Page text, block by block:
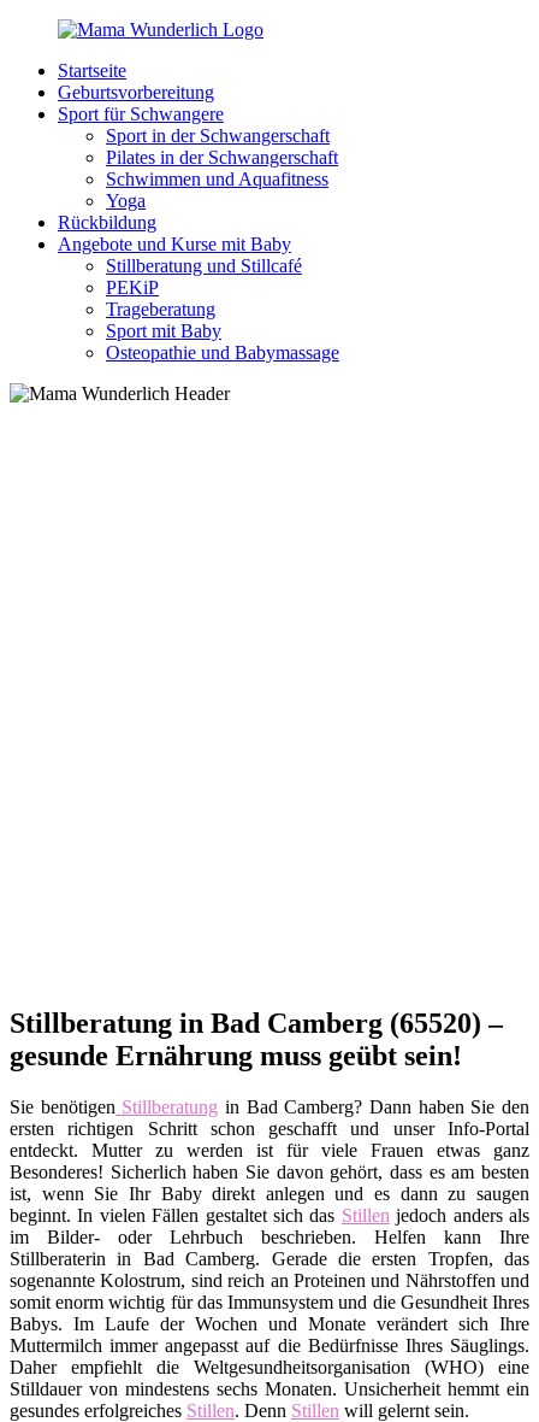
Zurück
Inhalt
MamaWunderlich.de
Mutti
sein
wunderbar!
Startseite
Geburtsvorbereitung
Sport für Schwangere
Sport in der Schwangerschaft
Pilates in der Schwangerschaft
Schwimmen und Aquafitness
Yoga
Rückbildung
Angebote und Kurse mit Baby
Stillberatung und Stillcafé
PEKiP
Trageberatung
Sport mit Baby
Osteopathie und Babymassage
Stillberatung in Bad Camberg (65520) –
gesunde Ernährung muss geübt sein!
Sie benötigen Stillberatung in Bad Camberg? Dann haben Sie den
ersten richtigen Schritt schon geschafft und unser Info-Portal
entdeckt. Mutter zu werden ist für viele Frauen etwas ganz
Besonderes! Sicherlich haben Sie davon gehört, dass es am besten
ist, wenn Sie Ihr Baby direkt anlegen und es dann zu saugen
beginnt. In vielen Fällen gestaltet sich das Stillen jedoch anders als
im Bilder- oder Lehrbuch beschrieben. Helfen kann Ihre
Stillberaterin in Bad Camberg. Gerade die ersten Tropfen, das
sogenannte Kolostrum, sind reich an Proteinen und Nährstoffen und
somit enorm wichtig für das Immunsystem und die Gesundheit Ihres
Babys. Im Laufe der Wochen und Monate verändert sich Ihre
Muttermilch immer angepasst auf die Bedürfnisse Ihres Säuglings.
Daher empfiehlt die Weltgesundheitsorganisation (WHO) eine
Stilldauer von mindestens sechs Monaten. Unsicherheit hemmt ein
gesundes erfolgreiches Stillen. Denn Stillen will gelernt sein.